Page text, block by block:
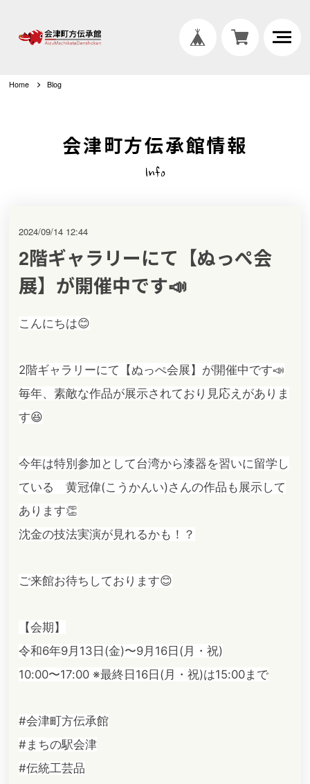
Home Blog
会津町方伝承館情報
Info
2階ギャラリーにて【ぬっぺ会
展】が開催中です📣
2024/09/14 12:44
こんにちは😊
2階ギャラリーにて【ぬっぺ会展】が開催中です📣
毎年、素敵な作品が展示されており見応えがありま
す😆
今年は特別参加として台湾から漆器を習いに留学し
ている 黄冠偉(こうかんい)さんの作品も展示して
あります👏
沈金の技法実演が見れるかも！？
ご来館お待ちしております😊
【会期】
令和6年9月13日(金)〜9月16日(月・祝)
10:00〜17:00 ※最終日16日(月・祝)は15:00まで
#会津町方伝承館
#まちの駅会津
#伝統工芸品